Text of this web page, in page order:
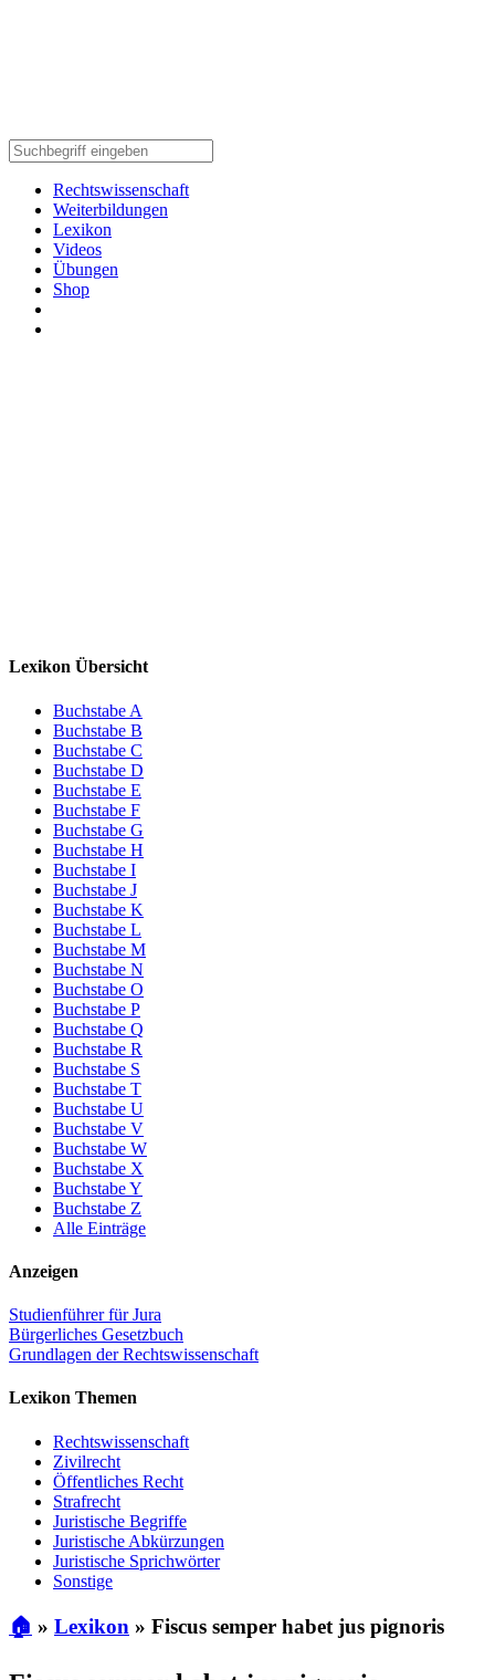
Rechtswissenschaft
Weiterbildungen
Lexikon
Videos
Übungen
Shop
Lexikon Übersicht
Buchstabe A
Buchstabe B
Buchstabe C
Buchstabe D
Buchstabe E
Buchstabe F
Buchstabe G
Buchstabe H
Buchstabe I
Buchstabe J
Buchstabe K
Buchstabe L
Buchstabe M
Buchstabe N
Buchstabe O
Buchstabe P
Buchstabe Q
Buchstabe R
Buchstabe S
Buchstabe T
Buchstabe U
Buchstabe V
Buchstabe W
Buchstabe X
Buchstabe Y
Buchstabe Z
Alle Einträge
Anzeigen
Studienführer für Jura
Bürgerliches Gesetzbuch
Grundlagen der Rechtswissenschaft
Lexikon Themen
Rechtswissenschaft
Zivilrecht
Öffentliches Recht
Strafrecht
Juristische Begriffe
Juristische Abkürzungen
Juristische Sprichwörter
Sonstige
🏠 » Lexikon » Fiscus semper habet jus pignoris